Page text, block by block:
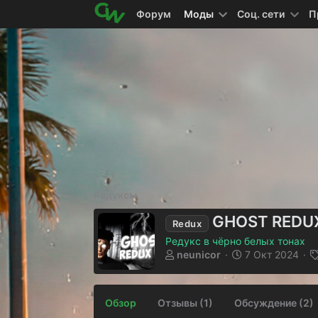
Форум Моды Соц. сети
Редуксы
Redux GHOST
Редукс в чёрно белых тонах
А
р
neunicor
Д
с
7 Окт 2024
Обзор Отзывы (1) Обсуждение (2)